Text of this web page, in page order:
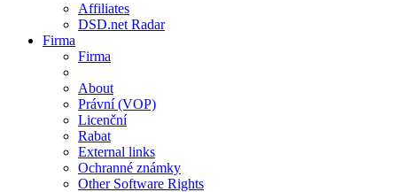
Affiliates
DSD.net Radar
Firma
Firma
About
Právní (VOP)
Licenční
Rabat
External links
Ochranné známky
Other Software Rights